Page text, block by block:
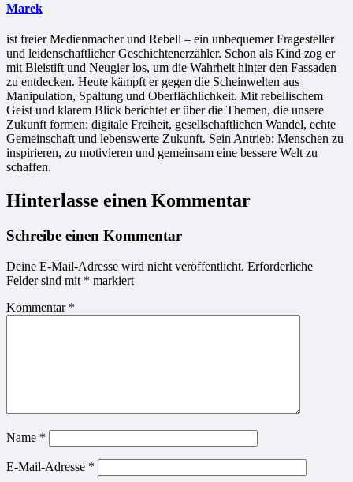
Marek
ist freier Medienmacher und Rebell – ein unbequemer Fragesteller
und leidenschaftlicher Geschichtenerzähler. Schon als Kind zog er
mit Bleistift und Neugier los, um die Wahrheit hinter den Fassaden
zu entdecken. Heute kämpft er gegen die Scheinwelten aus
Manipulation, Spaltung und Oberflächlichkeit. Mit rebellischem
Geist und klarem Blick berichtet er über die Themen, die unsere
Zukunft formen: digitale Freiheit, gesellschaftlichen Wandel, echte
Gemeinschaft und lebenswerte Zukunft. Sein Antrieb: Menschen zu
inspirieren, zu motivieren und gemeinsam eine bessere Welt zu
schaffen.
Hinterlasse einen Kommentar
Schreibe einen Kommentar
Deine E-Mail-Adresse wird nicht veröffentlicht. Erforderliche
Felder sind mit * markiert
Kommentar *
Name *
E-Mail-Adresse *